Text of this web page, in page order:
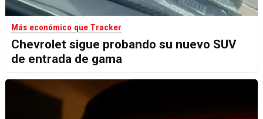
Más económico que Tracker
Chevrolet sigue probando su nuevo SUV
de entrada de gama